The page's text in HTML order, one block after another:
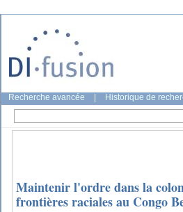
Recherche avancée Historique de
Maintenir l'ordre dans la
frontières raciales au Congo